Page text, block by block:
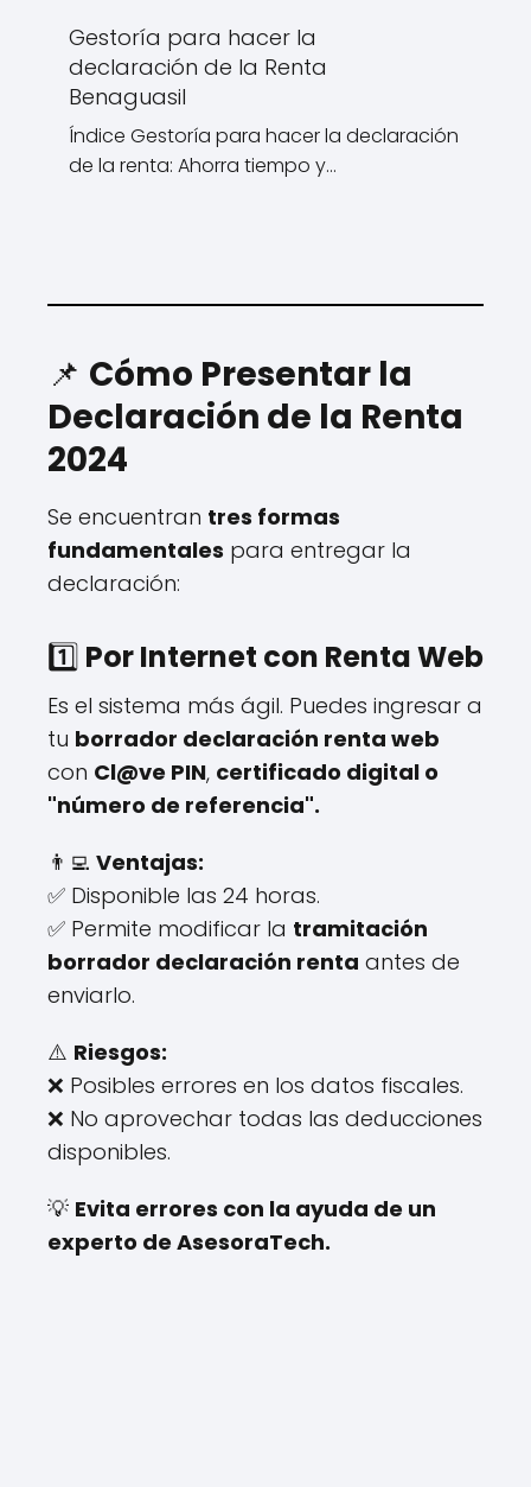
Gestoría para hacer la
declaración de la Renta
Benaguasil
Índice Gestoría para hacer la declaración
de la renta: Ahorra tiempo y…
📌 Cómo Presentar la
Declaración de la Renta
2024
Se encuentran tres formas
fundamentales para entregar la
declaración:
1️⃣ Por Internet con Renta Web
Es el sistema más ágil. Puedes ingresar a
tu borrador declaración renta web
con Cl@ve PIN, certificado digital o
"número de referencia".
👨‍💻 Ventajas:
✅ Disponible las 24 horas.
✅ Permite modificar la tramitación
borrador declaración renta antes de
enviarlo.
⚠️ Riesgos:
❌ Posibles errores en los datos fiscales.
❌ No aprovechar todas las deducciones
disponibles.
💡 Evita errores con la ayuda de un
experto de AsesoraTech.